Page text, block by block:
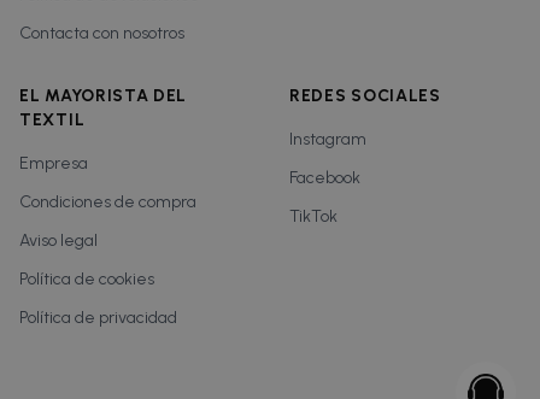
Contacta con nosotros
EL MAYORISTA DEL
TEXTIL
Empresa
Condiciones de compra
Aviso legal
Política de cookies
Política de privacidad
REDES SOCIALES
Instagram
Facebook
TikTok